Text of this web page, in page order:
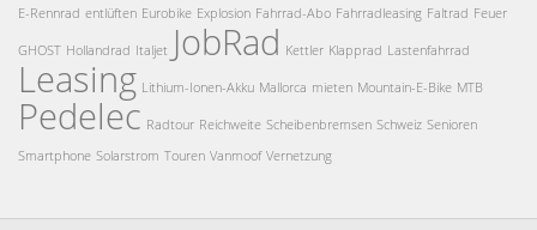
E-Rennrad entlüften Eurobike Explosion Fahrrad-Abo Fahrradleasing Faltrad Feuer
GHOST Hollandrad Italjet JobRad Kettler Klapprad Lastenfahrrad
Leasing Lithium-Ionen-Akku Mallorca mieten Mountain-E-Bike MTB
Pedelec Radtour Reichweite Scheibenbremsen Schweiz Senioren
Smartphone Solarstrom Touren Vanmoof Vernetzung